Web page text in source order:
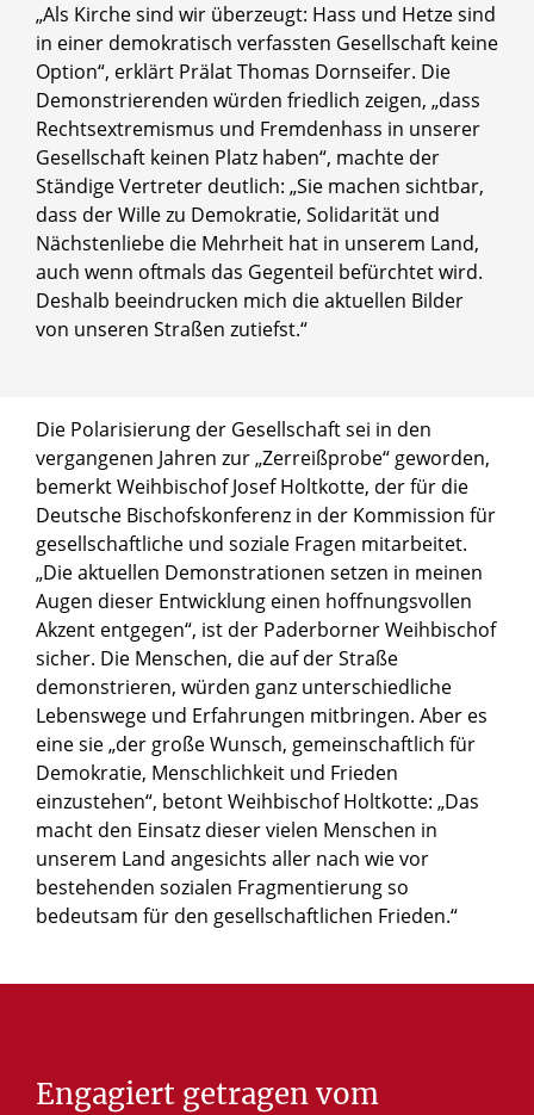
Prälat Thomas Dornseifer
„Als Kirche sind wir überzeugt: Hass und Hetze sind
in einer demokratisch verfassten Gesellschaft keine
Option“, erklärt Prälat Thomas Dornseifer. Die
Demonstrierenden würden friedlich zeigen, „dass
Rechtsextremismus und Fremdenhass in unserer
Gesellschaft keinen Platz haben“, machte der
Ständige Vertreter deutlich: „Sie machen sichtbar,
dass der Wille zu Demokratie, Solidarität und
Nächstenliebe die Mehrheit hat in unserem Land,
auch wenn oftmals das Gegenteil befürchtet wird.
Deshalb beeindrucken mich die aktuellen Bilder
von unseren Straßen zutiefst.“
Die Polarisierung der Gesellschaft sei in den
vergangenen Jahren zur „Zerreißprobe“ geworden,
bemerkt Weihbischof Josef Holtkotte, der für die
Deutsche Bischofskonferenz in der Kommission für
gesellschaftliche und soziale Fragen mitarbeitet.
„Die aktuellen Demonstrationen setzen in meinen
Augen dieser Entwicklung einen hoffnungsvollen
Akzent entgegen“, ist der Paderborner Weihbischof
sicher. Die Menschen, die auf der Straße
demonstrieren, würden ganz unterschiedliche
Lebenswege und Erfahrungen mitbringen. Aber es
eine sie „der große Wunsch, gemeinschaftlich für
Demokratie, Menschlichkeit und Frieden
einzustehen“, betont Weihbischof Holtkotte: „Das
macht den Einsatz dieser vielen Menschen in
unserem Land angesichts aller nach wie vor
bestehenden sozialen Fragmentierung so
bedeutsam für den gesellschaftlichen Frieden.“
Engagiert getragen vom